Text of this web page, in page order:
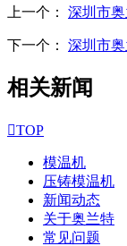
上一个： 深圳市
下一个： 深圳市
相关新闻
TOP
模温机
压铸模温机
新闻动态
关于奥兰特
常见问题